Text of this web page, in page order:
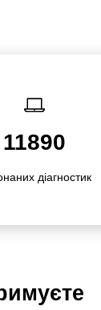
11890
діагностик